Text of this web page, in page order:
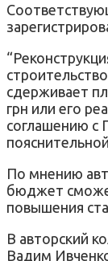
сдерживает
грн или его
соглашению с
По мнению
бюджет
повышения
В авторский
Вадим